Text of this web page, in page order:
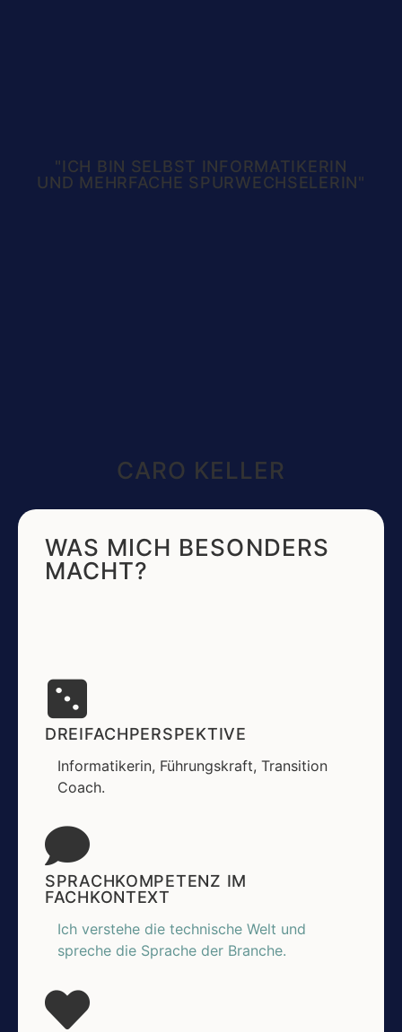
"ICH BIN SELBST INFORMATIKERIN
UND MEHRFACHE SPURWECHSELERIN"
CARO KELLER
WAS MICH BESONDERS
MACHT?
DREIFACHPERSPEKTIVE
Informatikerin, Führungskraft, Transition
Coach.
SPRACHKOMPETENZ IM
FACHKONTEXT
Ich verstehe die technische Welt und
spreche die Sprache der Branche.